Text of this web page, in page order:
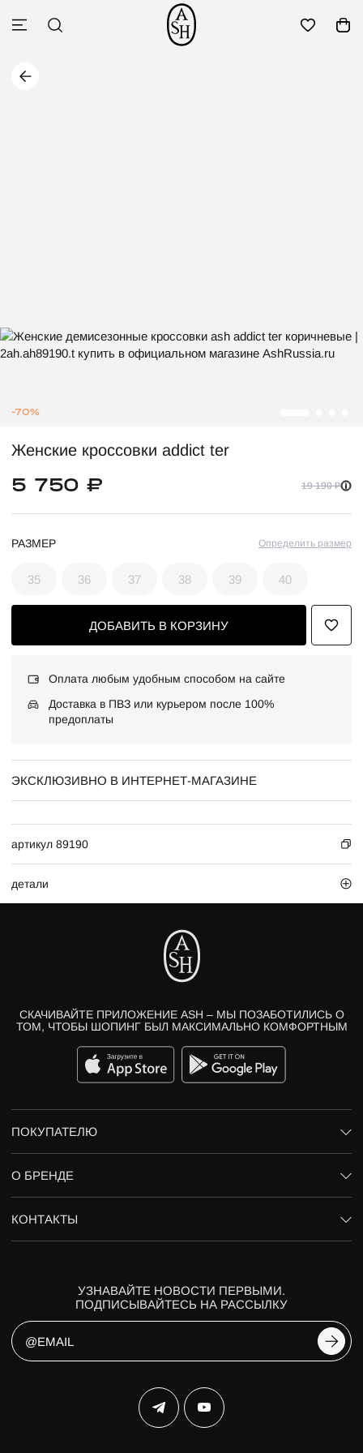
-70%
Женские кроссовки addict ter
5 750 ₽ 19 190 ₽
РАЗМЕР Определить размер
35 36 37 38 39 40
ДОБАВИТЬ В КОРЗИНУ
Оплата любым удобным способом на сайте
Доставка в ПВЗ или курьером после 100%
предоплаты
ЭКСКЛЮЗИВНО В ИНТЕРНЕТ-МАГАЗИНЕ
артикул 89190
детали
СКАЧИВАЙТЕ ПРИЛОЖЕНИЕ ASH – МЫ ПОЗАБОТИЛИСЬ О
ТОМ, ЧТОБЫ ШОПИНГ БЫЛ МАКСИМАЛЬНО КОМФОРТНЫМ
ПОКУПАТЕЛЮ
О БРЕНДЕ
КОНТАКТЫ
УЗНАВАЙТЕ НОВОСТИ ПЕРВЫМИ.
ПОДПИСЫВАЙТЕСЬ НА РАССЫЛКУ